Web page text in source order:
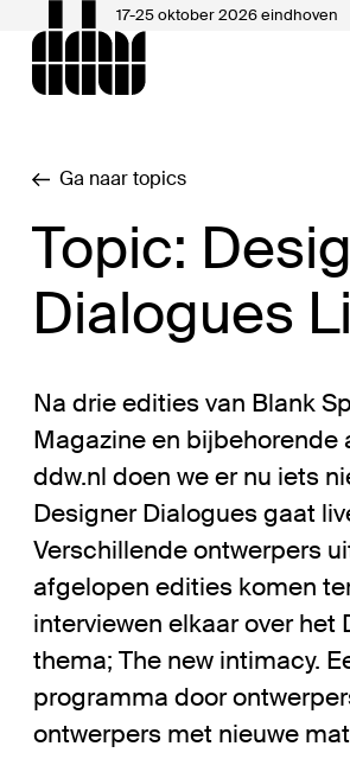
17-25 oktober 2026 eindhoven
Ga naar topics
Topic:
Dialogues
Na drie edities van Blank
Magazine en bijbehorende
ddw.nl doen we er nu iets
Designer Dialogues gaat
Verschillende ontwerpers
afgelopen edities komen
interviewen elkaar over het
thema; The new intimacy.
programma door
ontwerpers met nieuwe